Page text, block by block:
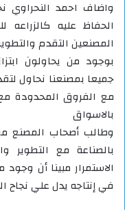
واضاف احمد النحراوي
الحفاظ عليه
المصنعين التقدم
بوجود من يحاولون
جميعا بمصنعنا نحاول
مع الفروق المحدودة
بالاسواق
وطالب أصحاب المصنع
بالصناعة مع التطوير
في إنتاجه يدل علي نجاح